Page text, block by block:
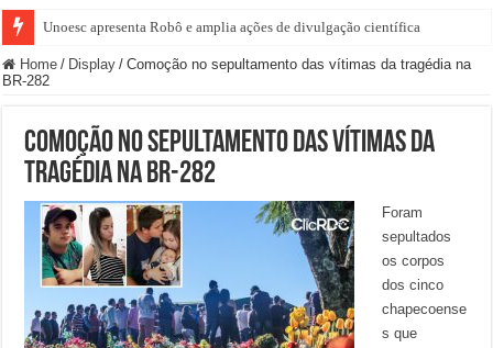
Unoesc apresenta Robô e amplia ações de divulgação científica
Família venezuelana percorre mais de 100 km, paga aluguel adiantado e
Home / Display / Comoção no sepultamento das vítimas da tragédia na
BR-282
Comoção no sepultamento das vítimas da
tragédia na BR-282
Foram
sepultados
os corpos
dos cinco
chapecoense
s que